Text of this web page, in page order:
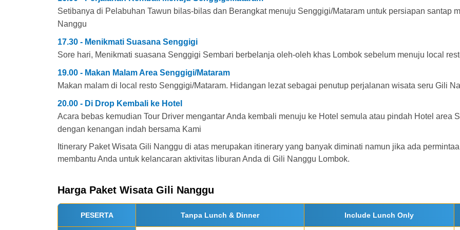
Setibanya di Pelabuhan Tawun bilas-bilas dan Berangkat menuju Senggigi/Mataram untuk persiapan santap
Nanggu
17.30 - Menikmati Suasana Senggigi
Sore hari, Menikmati suasana Senggigi Sembari berbelanja oleh-oleh khas Lombok sebelum menuju local
19.00 - Makan Malam Area Senggigi/Mataram
Makan malam di local resto Senggigi/Mataram. Hidangan lezat sebagai penutup perjalanan wisata seru Gili
20.00 - Di Drop Kembali ke Hotel
Acara bebas kemudian Tour Driver mengantar Anda kembali menuju ke Hotel semula atau pindah Hotel area
dengan kenangan indah bersama Kami
Itinerary Paket Wisata Gili Nanggu di atas merupakan itinerary yang banyak diminati namun jika ada
membantu Anda untuk kelancaran aktivitas liburan Anda di Gili Nanggu Lombok.
Harga Paket Wisata Gili Nanggu
PESERTA Tanpa Lunch & Dinner Include Lunch Only